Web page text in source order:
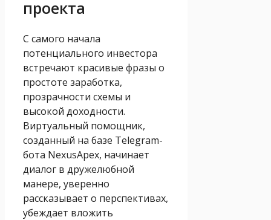
проекта
С самого начала
потенциального инвестора
встречают красивые фразы о
простоте заработка,
прозрачности схемы и
высокой доходности.
Виртуальный помощник,
созданный на базе Telegram-
бота NexusApex, начинает
диалог в дружелюбной
манере, уверенно
рассказывает о перспективах,
убеждает вложить